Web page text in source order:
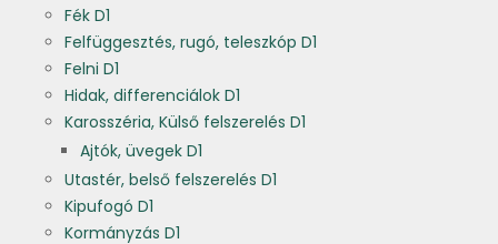
Fék D1
Felfüggesztés, rugó, teleszkóp D1
Felni D1
Hidak, differenciálok D1
Karosszéria, Külső felszerelés D1
Ajtók, üvegek D1
Utastér, belső felszerelés D1
Kipufogó D1
Kormányzás D1